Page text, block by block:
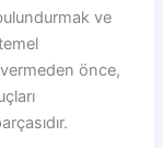
ve
önce,